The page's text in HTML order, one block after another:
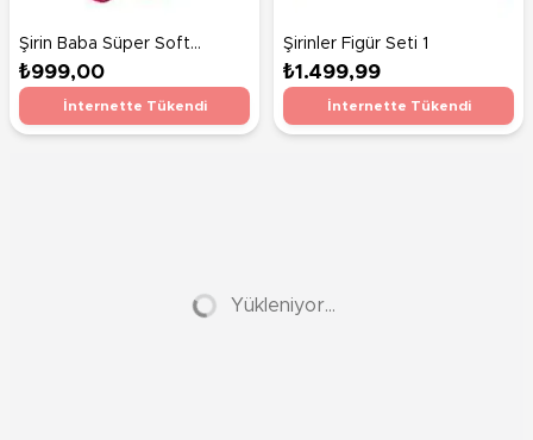
Şirin Baba Süper Soft
Velboa 35 Cm
₺999,00
İnternette Tükendi
Şirinler Figür Seti 1
₺1.499,99
İnternette Tükendi
Yükleniyor...